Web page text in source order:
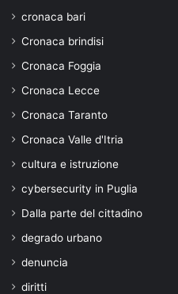
cronaca bari
Cronaca brindisi
Cronaca Foggia
Cronaca Lecce
Cronaca Taranto
Cronaca Valle d'Itria
cultura e istruzione
cybersecurity in Puglia
Dalla parte del cittadino
degrado urbano
denuncia
diritti